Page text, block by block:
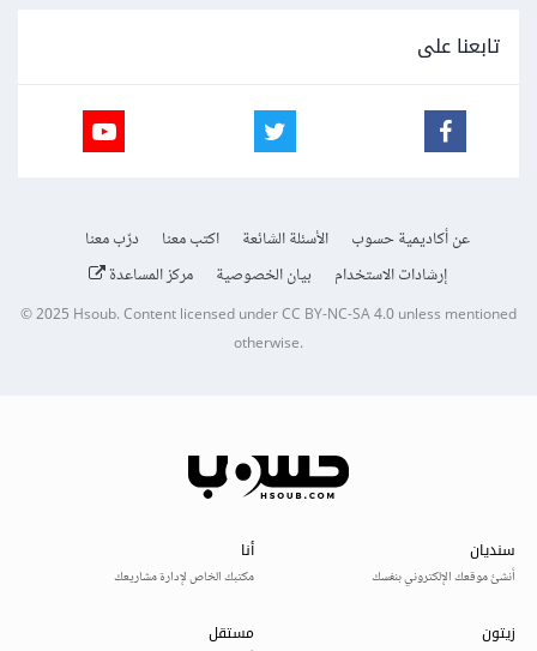
تابعنا على
عن أكاديمية حسوب الأسئلة الشائعة اكتب معنا
درّب معنا
إرشادات الاستخدام
بيان الخصوصية مركز المساعدة
© 2025Hsoub.Content licensed underCC BY-NC-SA 4.0unless mentioned
otherwise.